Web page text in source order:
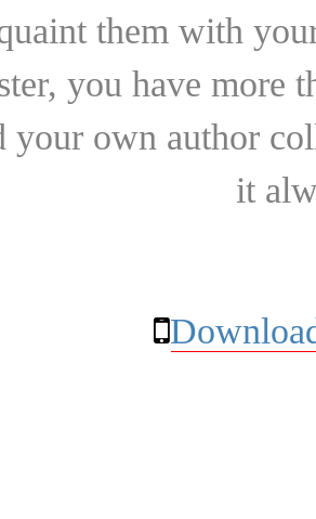
them with
you have more
your own author
it